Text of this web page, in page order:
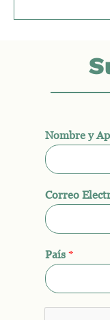
Nombre y
Correo
País *